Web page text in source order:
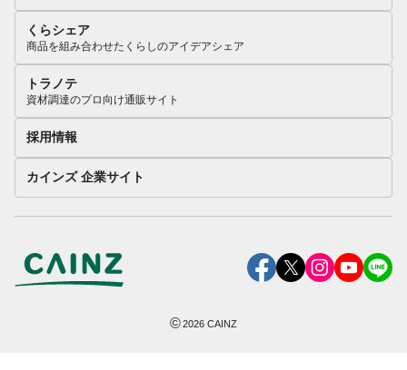
くらシェア
商品を組み合わせたくらしのアイデアシェア
トラノテ
資材調達のプロ向け通販サイト
採用情報
カインズ 企業サイト
©2026 CAINZ